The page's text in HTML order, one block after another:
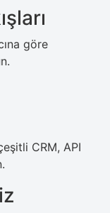
göre
CRM, API